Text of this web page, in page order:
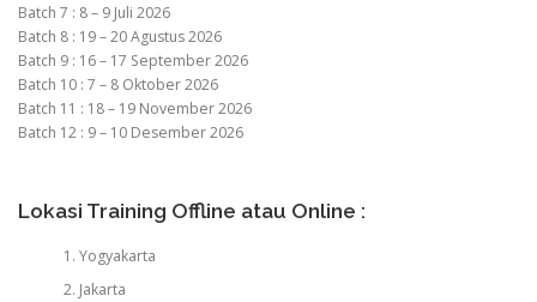
Batch 7 : 8 – 9 Juli 2026
Batch 8 : 19 – 20 Agustus 2026
Batch 9 : 16 – 17 September 2026
Batch 10 : 7 – 8 Oktober 2026
Batch 11 : 18 – 19 November 2026
Batch 12 : 9 – 10 Desember 2026
Lokasi Training Offline atau Online :
Yogyakarta
Jakarta